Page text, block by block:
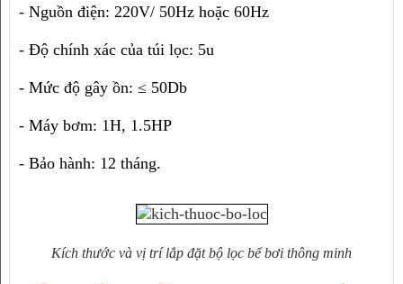
- Nguồn điện: 220V/ 50Hz hoặc 60Hz
- Độ chính xác của túi lọc: 5u
- Mức độ gây ồn: ≤ 50Db
- Máy bơm: 1H, 1.5HP
- Bảo hành: 12 tháng.
Kích thước và vị trí lắp đặt bộ lọc bể bơi thông minh